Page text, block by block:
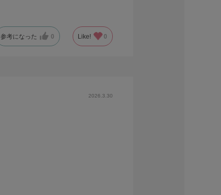
参考になった 0 Like! 0
2026.3.30